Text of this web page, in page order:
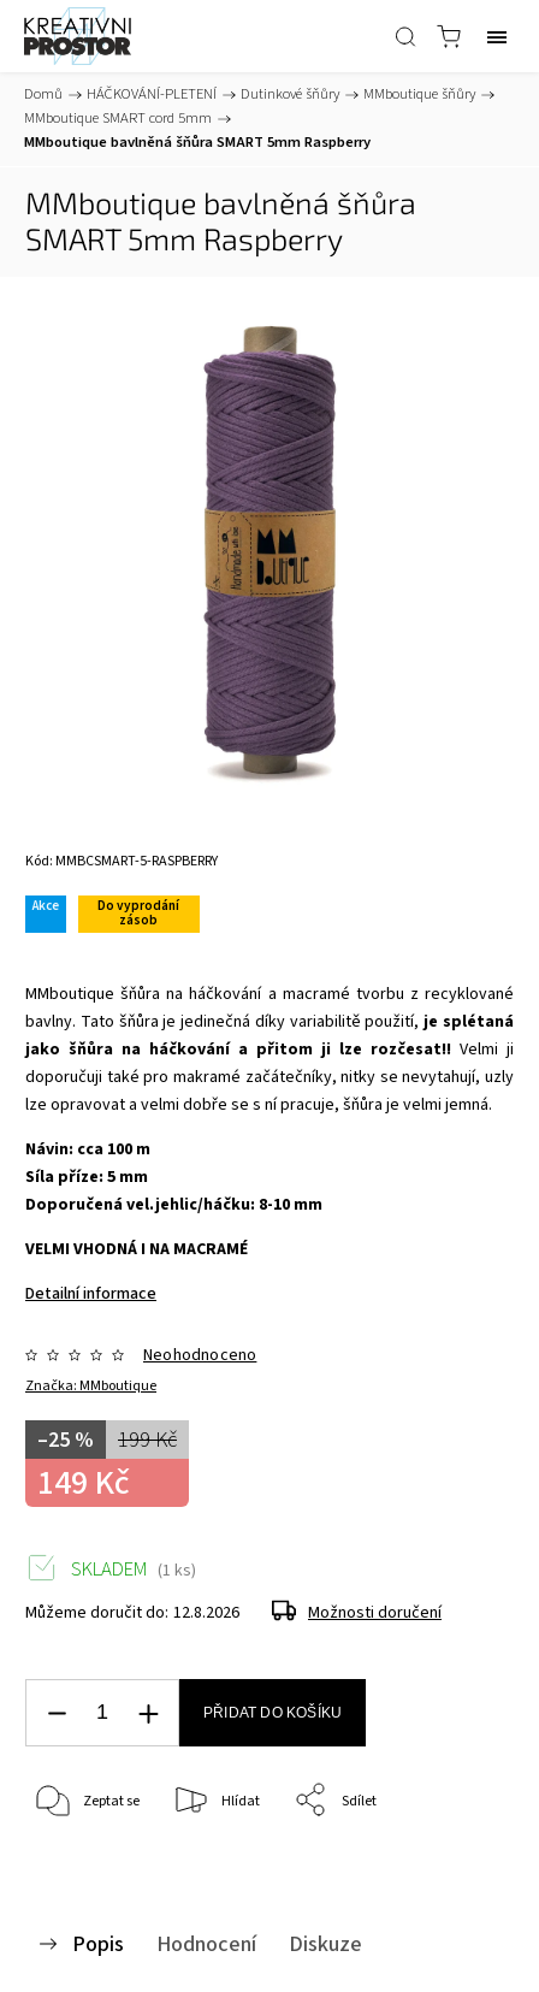
Domů / HÁČKOVÁNÍ-PLETENÍ / Dutinkové šňůry / MMboutique šňůry /
MMboutique SMART cord 5mm /
MMboutique bavlněná šňůra SMART 5mm Raspberry
MMboutique bavlněná šňůra
SMART 5mm Raspberry
Kód:MMBCSMART-5-RASPBERRY
Akce
Do vyprodání
zásob
MMboutique šňůra na háčkování a macramé tvorbu z recyklované
bavlny. Tato šňůra je jedinečná díky variabilitě použití,je splétaná
jako šňůra na háčkování a přitom ji lze rozčesat!! Velmi ji
doporučuji také pro makramé začátečníky, nitky se nevytahují, uzly
lze opravovat a velmi dobře se s ní pracuje, šňůra je velmi jemná.
Návin: cca 100 m
Síla příze: 5 mm
Doporučená vel.jehlic/háčku: 8-10 mm
VELMI VHODNÁ I NA MACRAMÉ
Detailní informace
Značka:MMboutique
Neohodnoceno
199 Kč
–25 %
149 Kč
SKLADEM (1 ks)
Můžeme doručit do: 12.8.2026 Možnosti doručení
PŘIDAT DO KOŠÍKU
Zeptat se Hlídat Sdílet
Popis Hodnocení
Diskuze